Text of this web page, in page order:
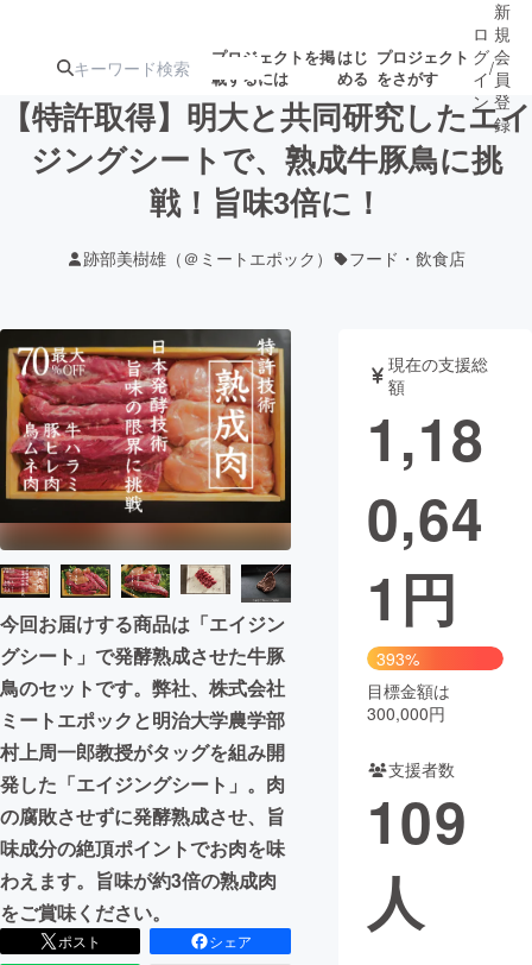
プロジェクトを掲
載するには
はじ
める
プロジェクト
をさがす
注目のリ 注目の新着プロ募集終了が近いプ
テクノロジー・ガジェット
映像・映画 書籍・雑誌
ビジネス・起業 チャレンジ
まちづくり・地域活性化
CAMPFIRE for Social Good
CAMPFIRE Creation
CAMPFIREふるさと納税machi-ya コミュニティ
ロ
グ
イ
ン
/
新
規
会
員
登
録
【特許取得】明大と共同研究したエイ
ジングシートで、熟成牛豚鳥に挑
戦！旨味3倍に！
跡部美樹雄（＠ミートエポック） フード・飲食店
今回お届けする商品は「エイジン
グシート」で発酵熟成させた牛豚
鳥のセットです。弊社、株式会社
ミートエポックと明治大学農学部
村上周一郎教授がタッグを組み開
発した「エイジングシート」。肉
の腐敗させずに発酵熟成させ、旨
味成分の絶頂ポイントでお肉を味
わえます。旨味が約3倍の熟成肉
をご賞味ください。
ポスト
シェア
現在の支援総
額
1,18
0,64
1 円
393%
目標金額は
300,000円
支援者数
109
人